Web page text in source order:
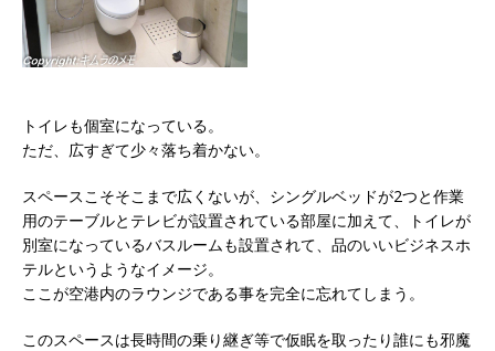
トイレも個室になっている。
ただ、広すぎて少々落ち着かない。
スペースこそそこまで広くないが、シングルベッドが2つと作業
用のテーブルとテレビが設置されている部屋に加えて、トイレが
別室になっているバスルームも設置されて、品のいいビジネスホ
テルというようなイメージ。
ここが空港内のラウンジである事を完全に忘れてしまう。
このスペースは長時間の乗り継ぎ等で仮眠を取ったり誰にも邪魔